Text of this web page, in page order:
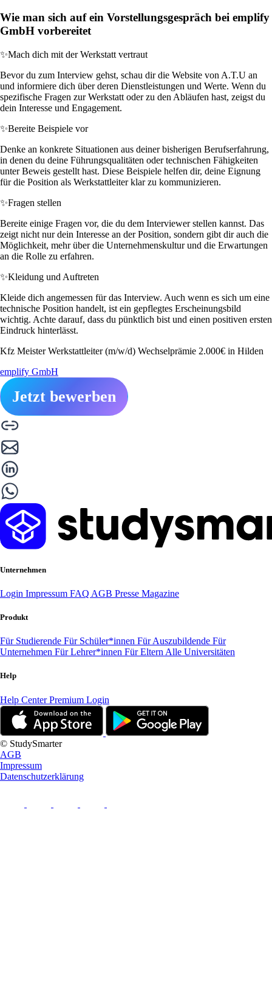
Wie man sich auf ein Vorstellungsgespräch bei emplify
GmbH vorbereitet
✨Mach dich mit der Werkstatt vertraut
Bevor du zum Interview gehst, schau dir die Website von A.T.U an
und informiere dich über deren Dienstleistungen und Werte. Wenn du
spezifische Fragen zur Werkstatt oder zu den Abläufen hast, zeigst du
dein Interesse und Engagement.
✨Bereite Beispiele vor
Denke an konkrete Situationen aus deiner bisherigen Berufserfahrung,
in denen du deine Führungsqualitäten oder technischen Fähigkeiten
unter Beweis gestellt hast. Diese Beispiele helfen dir, deine Eignung
für die Position als Werkstattleiter klar zu kommunizieren.
✨Fragen stellen
Bereite einige Fragen vor, die du dem Interviewer stellen kannst. Das
zeigt nicht nur dein Interesse an der Position, sondern gibt dir auch die
Möglichkeit, mehr über die Unternehmenskultur und die Erwartungen
an die Rolle zu erfahren.
✨Kleidung und Auftreten
Kleide dich angemessen für das Interview. Auch wenn es sich um eine
technische Position handelt, ist ein gepflegtes Erscheinungsbild
wichtig. Achte darauf, dass du pünktlich bist und einen positiven ersten
Eindruck hinterlässt.
Kfz Meister Werkstattleiter (m/w/d) Wechselprämie 2.000€ in Hilden
emplify GmbH
Jetzt bewerben
Unternehmen
Login Impressum FAQ AGB Presse Magazine
Produkt
Für Studierende Für Schüler*innen Für Auszubildende Für
Unternehmen Für Lehrer*innen Für Eltern Alle Universitäten
Help
Help CenterPremium Login
© StudySmarter
AGB
Impressum
Datenschutzerklärung